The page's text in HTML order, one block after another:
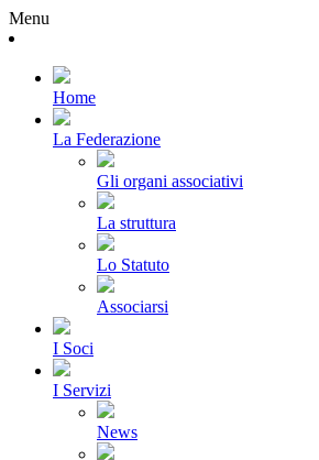
Menu
Home
La Federazione
Gli organi associativi
La struttura
Lo Statuto
Associarsi
I Soci
I Servizi
News